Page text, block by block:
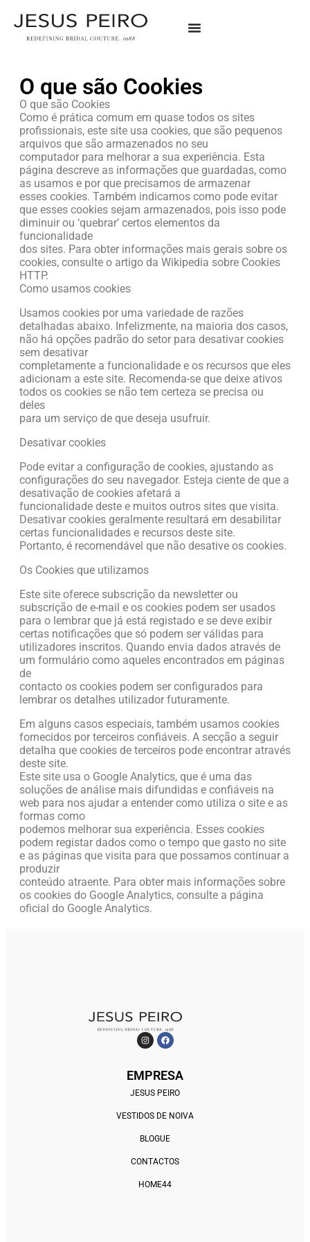
O que são Cookies
O que são Cookies
Como é prática comum em quase todos os sites
profissionais, este site usa cookies, que são pequenos
arquivos que são armazenados no seu
computador para melhorar a sua experiência. Esta
página descreve as informações que guardadas, como
as usamos e por que precisamos de armazenar
esses cookies. Também indicamos como pode evitar
que esses cookies sejam armazenados, pois isso pode
diminuir ou ‘quebrar’ certos elementos da
funcionalidade
dos sites. Para obter informações mais gerais sobre os
cookies, consulte o artigo da Wikipedia sobre Cookies
HTTP.
Como usamos cookies
Usamos cookies por uma variedade de razões
detalhadas abaixo. Infelizmente, na maioria dos casos,
não há opções padrão do setor para desativar cookies
sem desativar
completamente a funcionalidade e os recursos que eles
adicionam a este site. Recomenda-se que deixe ativos
todos os cookies se não tem certeza se precisa ou
deles
para um serviço de que deseja usufruir.
Desativar cookies
Pode evitar a configuração de cookies, ajustando as
configurações do seu navegador. Esteja ciente de que a
desativação de cookies afetará a
funcionalidade deste e muitos outros sites que visita.
Desativar cookies geralmente resultará em desabilitar
certas funcionalidades e recursos deste site.
Portanto, é recomendável que não desative os cookies.
Os Cookies que utilizamos
Este site oferece subscrição da newsletter ou
subscrição de e-mail e os cookies podem ser usados ​​
para o lembrar que já está registado e se deve exibir
certas notificações que só podem ser válidas para
utilizadores inscritos. Quando envia dados através de
um formulário como aqueles encontrados em páginas
de
contacto os cookies podem ser configurados para
lembrar os detalhes utilizador futuramente.
Em alguns casos especiais, também usamos cookies
fornecidos por terceiros confiáveis. A secção a seguir
detalha que cookies de terceiros pode encontrar através
deste site.
Este site usa o Google Analytics, que é uma das
soluções de análise mais difundidas e confiáveis​ na
web para nos ajudar a entender como utiliza o site e as
formas como
podemos melhorar sua experiência. Esses cookies
podem registar dados como o tempo que gasto no site
e as páginas que visita para que possamos continuar a
produzir
conteúdo atraente. Para obter mais informações sobre
os cookies do Google Analytics, consulte a página
oficial do Google Analytics.
EMPRESA
JESUS PEIRO
VESTIDOS DE NOIVA
BLOGUE
CONTACTOS
HOME44